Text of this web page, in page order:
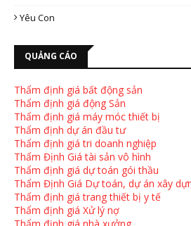
Yêu Con
QUẢNG CÁO
Thẩm định giá bất động sản
Thẩm định giá động Sản
Thẩm định giá máy móc thiết bị
Thẩm định dự án đầu tư
Thẩm định giá tri doanh nghiệp
Thẩm Định Giá tài sản vô hình
Thẩm định giá dự toán gói thầu
Thẩm Định Giá Dự toán, dự án xây
Thẩm định giá trang thiết bị y tế
Thẩm định giá Xử lý nợ